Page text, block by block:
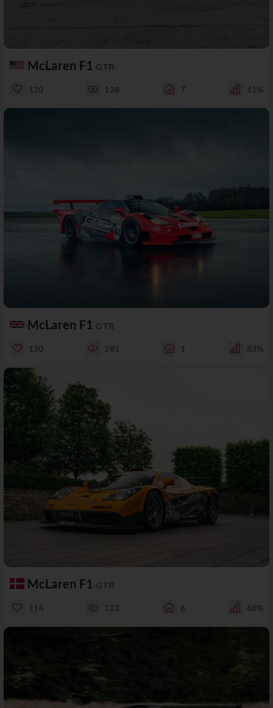
McLaren F1 GTR
120 128 7 61%
McLaren F1 GTR
120 281 1 83%
McLaren F1 GTR
114 123 6 68%